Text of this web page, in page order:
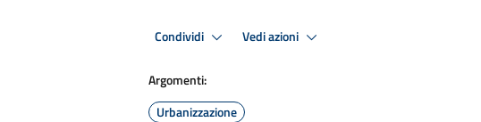
Condividi Vedi azioni
Argomenti:
Urbanizzazione